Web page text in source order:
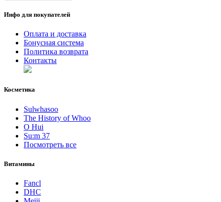
Инфо для покупателей
Оплата и доставка
Бонусная система
Политика возврата
Контакты
Косметика
Sulwhasoo
The History of Whoo
O Hui
Su:m 37
Посмотреть все
Витамины
Fancl
DHC